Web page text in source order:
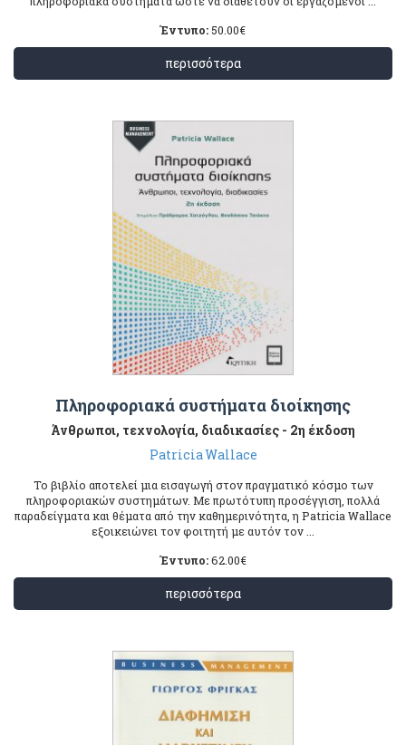
Έντυπο: 50.00€
περισσότερα
Πληροφοριακά συστήματα διοίκησης
Άνθρωποι, τεχνολογία, διαδικασίες - 2η έκδοση
Patricia Wallace
Το βιβλίο αποτελεί μια εισαγωγή στον πραγματικό κόσμο των
πληροφοριακών συστημάτων. Με πρωτότυπη προσέγγιση, πολλά
παραδείγματα και θέματα από την καθημερινότητα, η Patricia Wallace
εξοικειώνει τον φοιτητή με αυτόν τον ...
Έντυπο:62.00€
περισσότερα